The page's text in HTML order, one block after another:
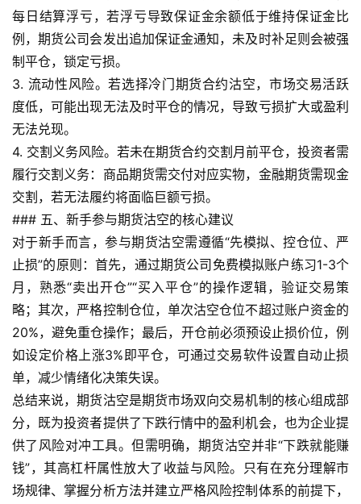
原
油
直
播
室
国
内
期
货
国
际
期
货
投
资
入
门
每日结算浮亏，若浮亏导致保证金余额低于维持保证金比
例，期货公司会发出追加保证金通知，未及时补足则会被强
制平仓，锁定亏损。
3. 流动性风险。若选择冷门期货合约沽空，市场交易活跃
度低，可能出现无法及时平仓的情况，导致亏损扩大或盈利
无法兑现。
4. 交割义务风险。若未在期货合约交割月前平仓，投资者需
履行交割义务：商品期货需交付对应实物，金融期货需现金
交割，若无法履约将面临巨额亏损。
### 五、新手参与期货沽空的核心建议
对于新手而言，参与期货沽空需遵循“先模拟、控仓位、严
止损”的原则：首先，通过期货公司免费模拟账户练习1-3个
月，熟悉“卖出开仓”“买入平仓”的操作逻辑，验证交易策
略；其次，严格控制仓位，单次沽空仓位不超过账户资金的
20%，避免重仓操作；最后，开仓前必须预设止损价位，例
如设定价格上涨3%即平仓，可通过交易软件设置自动止损
单，减少情绪化决策失误。
总结来说，期货沽空是期货市场双向交易机制的核心组成部
分，既为投资者提供了下跌行情中的盈利机会，也为企业提
供了风险对冲工具。但需明确，期货沽空并非“下跌就能赚
钱”，其高杠杆属性放大了收益与风险。只有在充分理解市
场规律、掌握分析方法并建立严格风险控制体系的前提下，